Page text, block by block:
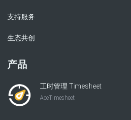
支持服务
生态共创
产品
工时管理 Timesheet
AceTimesheet